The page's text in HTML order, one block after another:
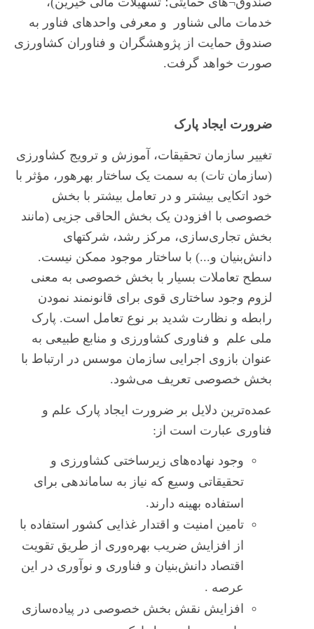
خدمات مالی شناور و معرفی واحدهای فناور به
صندوق حمایت از پژوهشگران و فناوران کشاورزی
صورت خواهد گرفت.
ضرورت ایجاد پارک
تغییر سازمان تحقیقات، آموزش و ترویج کشاورزی
(سازمان تات) به سمت یک ساختار بهره ور، مؤثر با
خود اتکایی بیشتر و در تعامل بیشتر با بخش
خصوصی با افزودن یک بخش الحاقی جزیی (مانند
بخش تجاری‌سازی، مرکز رشد، شرکت های
دانش‌بنیان و...) با ساختار موجود ممکن نیست.
سطح تعاملات بسیار با بخش خصوصی به معنی
لزوم وجود ساختاری قوی برای قانونمند نمودن
رابطه و نظارت شدید بر نوع تعامل است. پارک
ملی علم و فناوری کشاورزی و منابع طبیعی به
عنوان بازوی اجرایی سازمان موسس در ارتباط با
بخش خصوصی تعریف می‌شود.
عمده‌ترین دلایل بر ضرورت ایجاد پارک علم و
فناوری عبارت است از:
وجود نهاده‌های زیرساختی کشاورزی و
تحقیقاتی وسیع که نیاز به ساماندهی برای
استفاده بهینه دارند.
تامین امنیت و اقتدار غذایی کشور استفاده با
از افزایش ضریب بهره‌وری از طریق تقویت
اقتصاد دانش‌بنیان و فناوری و نوآوری در این
عرصه .
افزایش نقش بخش خصوصی در پیاده‌سازی